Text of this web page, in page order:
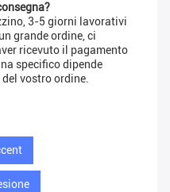
3-5 giorni lavorativi
grande ordine, ci
ricevuto il pagamento
specifico dipende
vostro ordine.